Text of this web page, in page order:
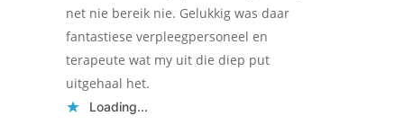
net nie bereik nie. Gelukkig was daar
fantastiese verpleegpersoneel en
terapeute wat my uit die diep put
uitgehaal het.
Loading...